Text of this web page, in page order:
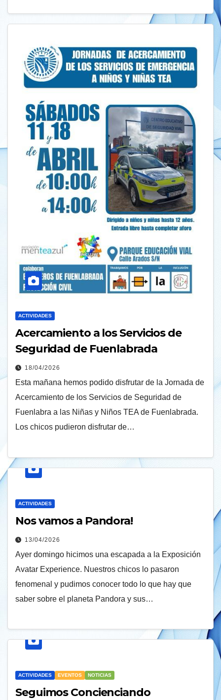
ACTIVIDADES
Acercamiento a los Servicios de
Seguridad de Fuenlabrada
18/04/2026
Esta mañana hemos podido disfrutar de la Jornada de
Acercamiento de los Servicios de Seguridad de
Fuenlabra a las Niñas y Niños TEA de Fuenlabrada.
Los chicos pudieron disfrutar de…
ACTIVIDADES
Nos vamos a Pandora!
13/04/2026
Ayer domingo hicimos una escapada a la Exposición
Avatar Experience. Nuestros chicos lo pasaron
fenomenal y pudimos conocer todo lo que hay que
saber sobre el planeta Pandora y sus…
ACTIVIDADES EVENTOS NOTICIAS
Seguimos Concienciando